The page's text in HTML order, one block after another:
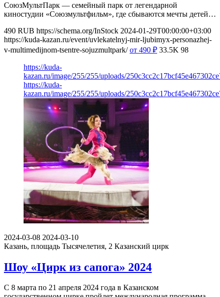
СоюзМультПарк — семейный парк от легендарной
киностудии «Союзмультфильм», где сбываются мечты детей…
490 RUB https://schema.org/InStock 2024-01-29T00:00:00+03:00
https://kuda-kazan.ru/event/uvlekatelnyj-mir-ljubimyx-personazhej-
v-multimedijnom-tsentre-sojuzmultpark/ от 490 ₽ 33.5K 98
https://kuda-
kazan.ru/image/255/255/uploads/
https://kuda-
kazan.ru/image/255/255/uploads/
2024-03-08 2024-03-10
Казань, площадь Тысячелетия, 2 Казанский цирк
Шоу «Цирк из сапога» 2024
С 8 марта по 21 апреля 2024 года в Казанском